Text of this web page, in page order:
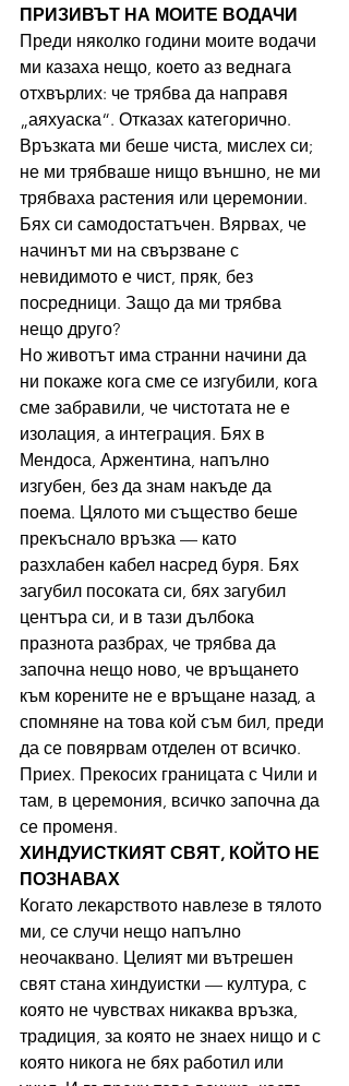
ПРИЗИВЪТ НА МОИТЕ ВОДАЧИ
Преди няколко години моите водачи
ми казаха нещо, което аз веднага
отхвърлих: че трябва да направя
„аяхуаска“. Отказах категорично.
Връзката ми беше чиста, мислех си;
не ми трябваше нищо външно, не ми
трябваха растения или церемонии.
Бях си самодостатъчен. Вярвах, че
начинът ми на свързване с
невидимото е чист, пряк, без
посредници. Защо да ми трябва
нещо друго?
Но животът има странни начини да
ни покаже кога сме се изгубили, кога
сме забравили, че чистотата не е
изолация, а интеграция. Бях в
Мендоса, Аржентина, напълно
изгубен, без да знам накъде да
поема. Цялото ми същество беше
прекъснало връзка — като
разхлабен кабел насред буря. Бях
загубил посоката си, бях загубил
центъра си, и в тази дълбока
празнота разбрах, че трябва да
започна нещо ново, че връщането
към корените не е връщане назад, а
спомняне на това кой съм бил, преди
да се повярвам отделен от всичко.
Приех. Прекосих границата с Чили и
там, в церемония, всичко започна да
се променя.
ХИНДУИСТКИЯТ СВЯТ, КОЙТО НЕ
ПОЗНАВАХ
Когато лекарството навлезе в тялото
ми, се случи нещо напълно
неочаквано. Целият ми вътрешен
свят стана хиндуистки — култура, с
която не чувствах никаква връзка,
традиция, за която не знаех нищо и с
която никога не бях работил или